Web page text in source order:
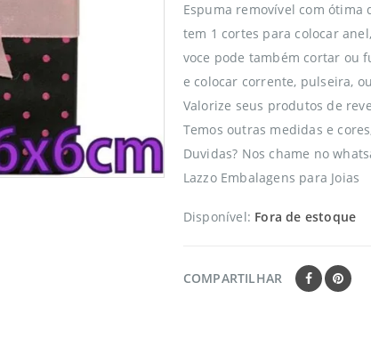
Espuma removível com ótima
tem 1 cortes para colocar anel,
voce pode também cortar ou
e colocar corrente, pulseira,
Valorize seus produtos de
Temos outras medidas e
Duvidas? Nos chame no
Lazzo Embalagens para Joias
Disponível: Fora de estoque
COMPARTILHAR